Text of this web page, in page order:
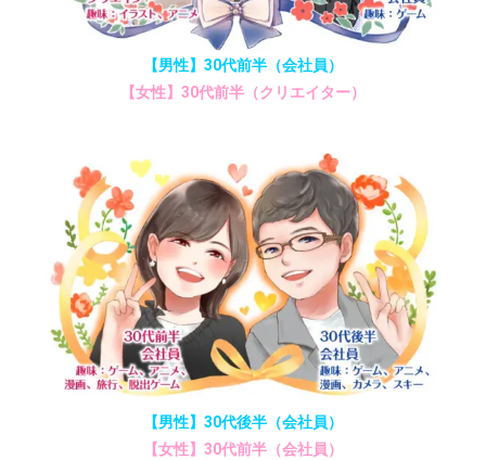
【男性】30代前半（会社員）
【女性】30代前半（クリエイター）
【男性】30代後半（会社員）
【女性】30代前半（会社員）